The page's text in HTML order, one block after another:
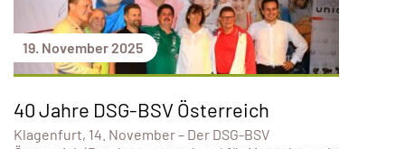
19. November 2025
40 Jahre DSG-BSV Österreich
Klagenfurt, 14. November – Der DSG-BSV